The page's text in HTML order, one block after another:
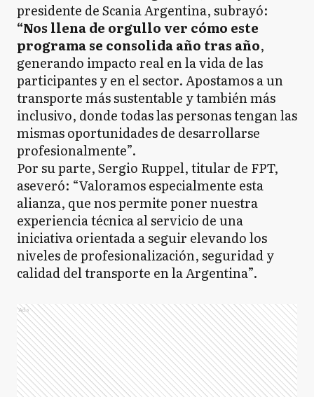
presidente de Scania Argentina, subrayó:
“Nos llena de orgullo ver cómo este
programa se consolida año tras año,
generando impacto real en la vida de las
participantes y en el sector. Apostamos a un
transporte más sustentable y también más
inclusivo, donde todas las personas tengan las
mismas oportunidades de desarrollarse
profesionalmente”.
Por su parte, Sergio Ruppel, titular de FPT,
aseveró: “Valoramos especialmente esta
alianza, que nos permite poner nuestra
experiencia técnica al servicio de una
iniciativa orientada a seguir elevando los
niveles de profesionalización, seguridad y
calidad del transporte en la Argentina”.
Ads